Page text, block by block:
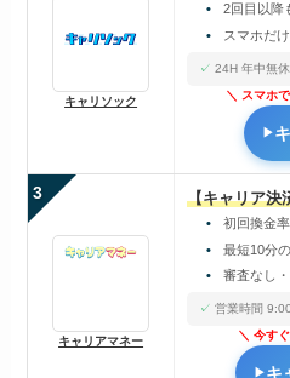
キャリソック
2回目以降
スマホだ
24H 年中無休
スマホ
3
キャリアマネー
【キャリア決
初回換金
最短10分
審査なし
営業時間
今す
キ